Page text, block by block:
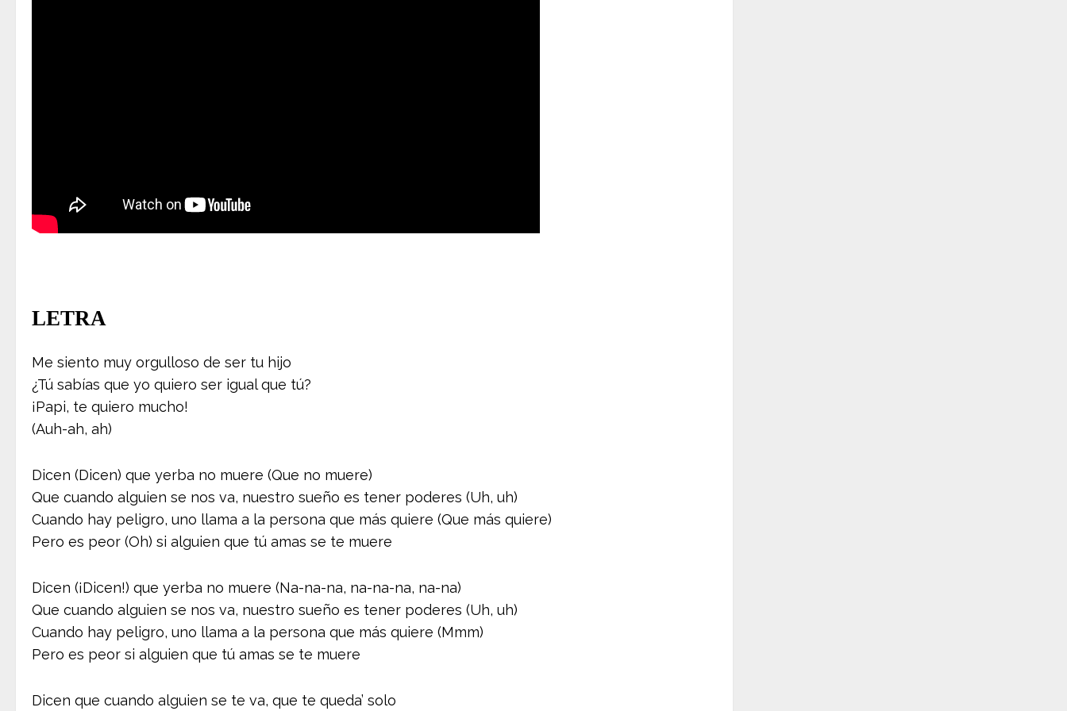
LETRA
Me siento muy orgulloso de ser tu hijo
¿Tú sabías que yo quiero ser igual que tú?
¡Papi, te quiero mucho!
(Auh-ah, ah)
Dicen (Dicen) que yerba no muere (Que no muere)
Que cuando alguien se nos va, nuestro sueño es tener poderes (Uh, uh)
Cuando hay peligro, uno llama a la persona que más quiere (Que más quiere)
Pero es peor (Oh) si alguien que tú amas se te muere
Dicen (¡Dicen!) que yerba no muere (Na-na-na, na-na-na, na-na)
Que cuando alguien se nos va, nuestro sueño es tener poderes (Uh, uh)
Cuando hay peligro, uno llama a la persona que más quiere (Mmm)
Pero es peor si alguien que tú amas se te muere
Dicen que cuando alguien se te va, que te queda’ solo